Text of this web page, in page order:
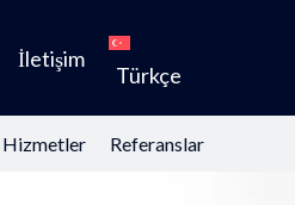
İletişim
Türkçe
Hizmetler Referanslar